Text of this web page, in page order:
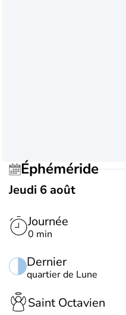
Éphéméride
Jeudi 6 août
Journée
0 min
Dernier
quartier de Lune
Saint Octavien